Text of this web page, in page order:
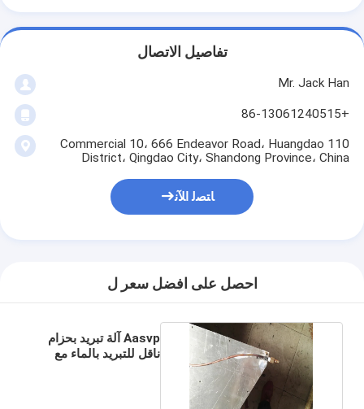
تفاصيل الاتصال
Mr. Jack Han
+86-13061240515
110 Commercial 10، 666 Endeavor Road، Huangdao
District، Qingdao City، Shandong Province، China
ﺎﺘﺼﻟ ﺍﻶﻧ
احصل على افضل سعر ل
Aasvp آلة تبريد بحزام
ناقل للتبريد بالماء مع